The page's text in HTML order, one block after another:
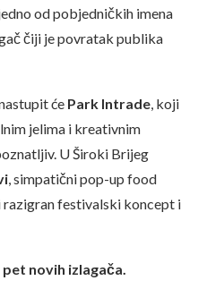
od pobjedničkih imena
čiji je povratak publika
će Park Intrade, koji
jelima i kreativnim
U Široki Brijeg
, simpatični pop-up food
festivalski koncept i
novih izlagača.